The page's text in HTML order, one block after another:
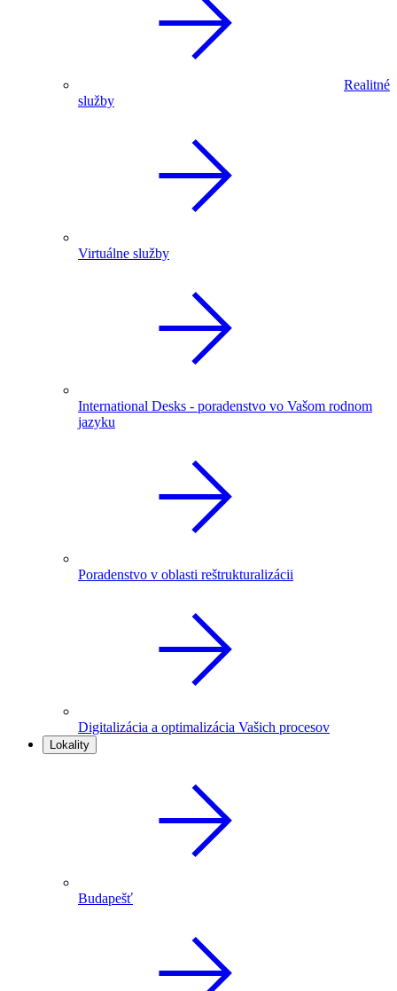
Realitné
služby
Virtuálne služby
International Desks - poradenstvo vo Vašom rodnom
jazyku
Poradenstvo v oblasti reštrukturalizácii
Digitalizácia a optimalizácia Vašich procesov
Lokality
Budapešť